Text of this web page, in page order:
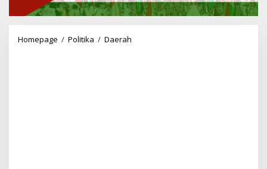
Homepage / Politika / Daerah